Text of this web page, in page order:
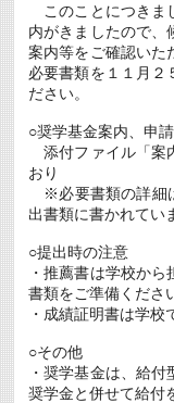
このことにつきま
内がきましたので、
案内等をご確認いた
必要書類を１１月２
ださい。
○奨学基金案内、申
添付ファイル「案
おり
※必要書類の詳細
出書類に書かれてい
○提出時の注意
・推薦書は学校か
書類をご準備くださ
・成績証明書は学校
○その他
・奨学基金は、給
奨学金と併せて給付